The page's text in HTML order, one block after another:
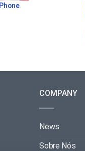
COMPANY
News
Sobre Nós